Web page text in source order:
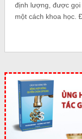
định lượng, được gọi
một cách khoa học.